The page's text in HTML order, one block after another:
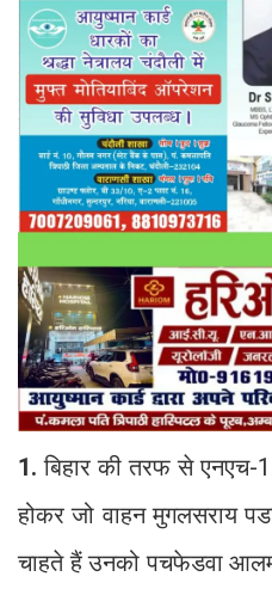
1. बिहार की तरफ से
होकर जो वाहन मुगलसराय
चाहते हैं उनको पचफेडवा